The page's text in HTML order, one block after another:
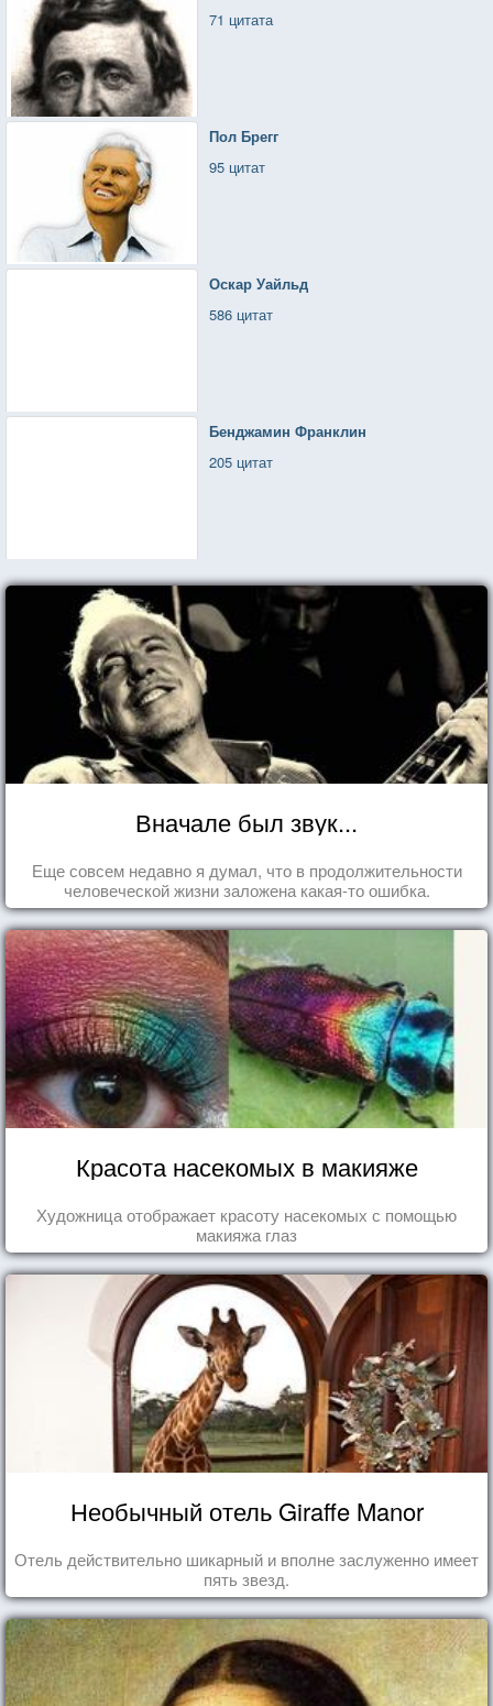
71 цитата
Пол Брегг
95 цитат
Оскар Уайльд
586 цитат
Бенджамин Франклин
205 цитат
Вначале был звук...
Еще совсем недавно я думал, что в продолжительности
человеческой жизни заложена какая-то ошибка.
Красота насекомых в макияже
Художница отображает красоту насекомых с помощью
макияжа глаз
Необычный отель Giraffe Manor
Отель действительно шикарный и вполне заслуженно имеет
пять звезд.